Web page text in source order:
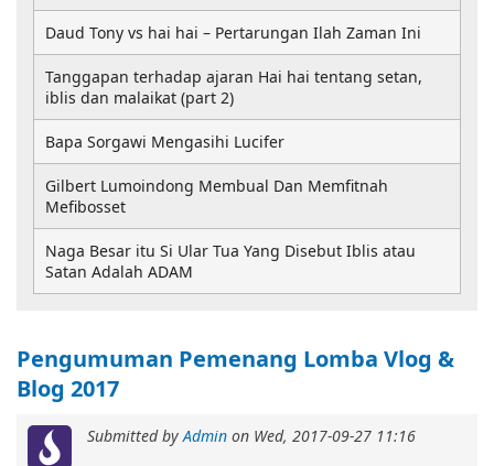
Pengumuman Pemenang Lomba Vlog &
Blog 2017
Submitted by Admin on Wed, 2017-09-27 11:16
Daud Tony vs hai hai – Pertarungan Ilah Zaman Ini
Tanggapan terhadap ajaran Hai hai tentang setan,
iblis dan malaikat (part 2)
Bapa Sorgawi Mengasihi Lucifer
Gilbert Lumoindong Membual Dan Memfitnah
Mefibosset
Naga Besar itu Si Ular Tua Yang Disebut Iblis atau
Satan Adalah ADAM